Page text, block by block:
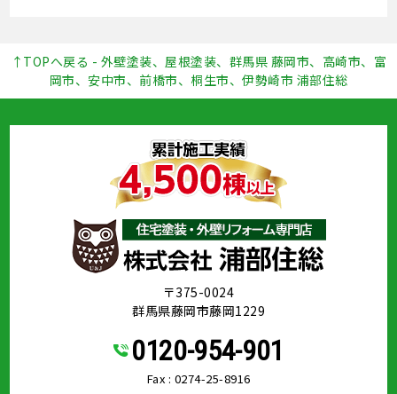
↑TOPへ戻る - 外壁塗装、屋根塗装、群馬県 藤岡市、高崎市、富
岡市、安中市、前橋市、桐生市、伊勢崎市 浦部住総
〒375-0024
群馬県藤岡市藤岡1229
0120-954-901
Fax : 0274-25-8916